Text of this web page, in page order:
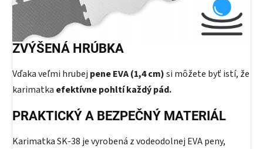
ZVÝŠENÁ HRÚBKA
Vďaka veľmi hrubej pene EVA (1,4 cm)si môžete byť istí, že
karimatka efektívne pohltí každý pád.
PRAKTICKÝ A BEZPEČNÝ MATERIÁL
Karimatka SK-38 je vyrobená z vodeodolnej EVA peny,